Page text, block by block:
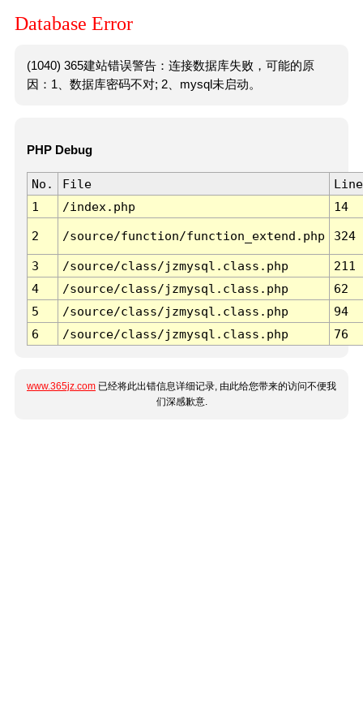
Database Error
(1040) 365建站错误警告：连接数据库失败，可能的原
因：1、数据库密码不对; 2、mysql未启动。
PHP Debug
No. File
Line
1
/index.php 14
2 /source/function/function_extend.php 324
3 /source/class/jzmysql.class.php
211
4
/source/class/jzmysql.class.php
62
5
/source/class/jzmysql.class.php
94
6
/source/class/jzmysql.class.php 76
www.365jz.com 已经将此出错信息详细记录, 由此给您带来的访问不便我
们深感歉意.